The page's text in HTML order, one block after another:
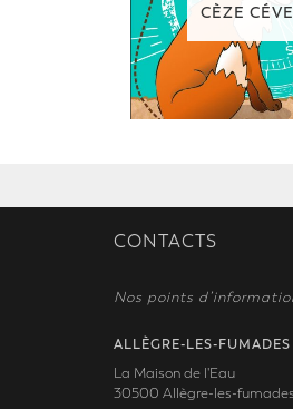
CÈZE
CONTACTS
Nos points
ALLÈGRE-LES-FUMADES
La Maison de l'Eau
30500 Allègre-les-fumades